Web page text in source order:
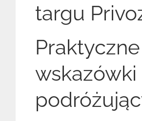
targu
Praktyczne
wskazówki